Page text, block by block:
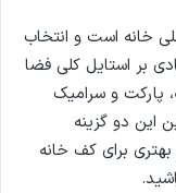
خانه است و انتخاب
بر استایل کلی فضا
پارکت و سرامیک
این دو گزینه
برای کف خانه